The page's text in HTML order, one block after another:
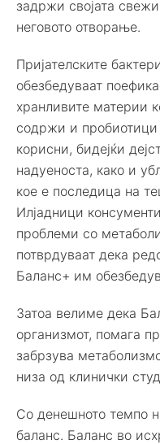
задржи својата
неговото отворање.
Пријателските
обезбедуваат
хранливите материи
содржи и
корисни, бидејќи
надуеноста, како и
кое е последица на
Илјадници
проблеми со
потврдуваат дека
Баланс+ им
Затоа велиме дека
организмот, помага
забрзува
низа од клинички
Со денешното темпо
баланс. Баланс во